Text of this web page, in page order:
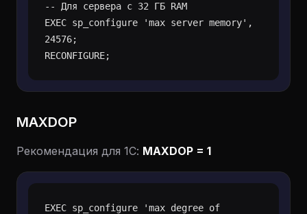
-- Для сервера с 32 ГБ RAM
EXEC sp_configure 'max server memory',
24576;
MAXDOP
Рекомендация для 1С: MAXDOP = 1
EXEC sp_configure 'max degree of